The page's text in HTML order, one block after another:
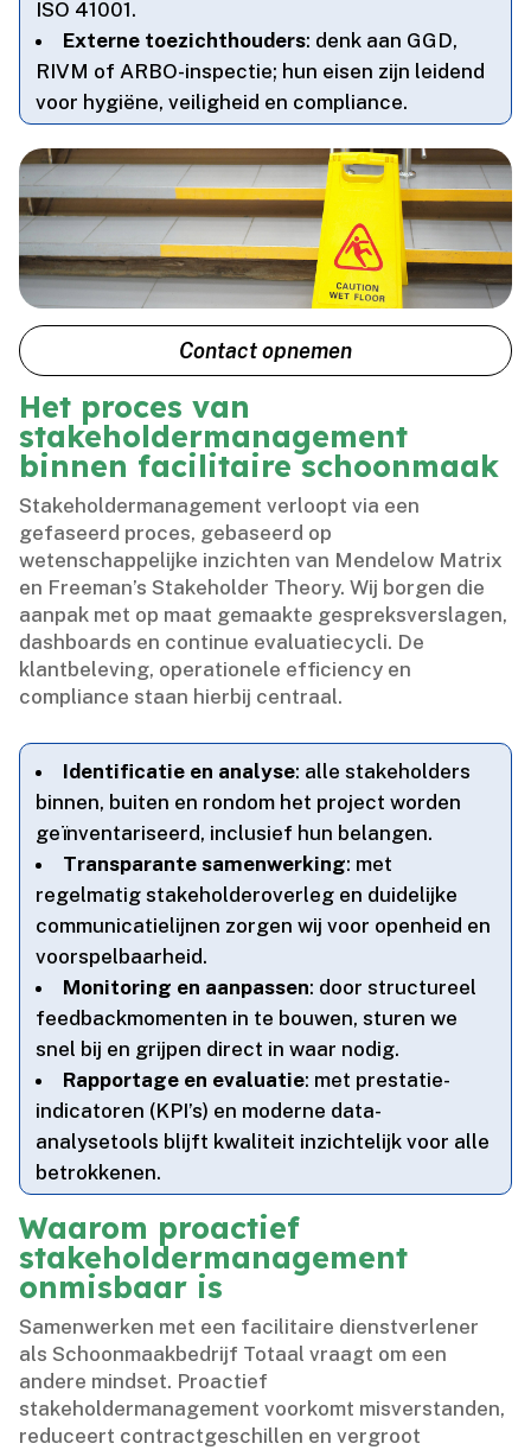
ISO 41001.​
Externe toezichthouders: denk aan GGD,
RIVM of ARBO-inspectie; hun eisen zijn leidend
voor hygiëne, veiligheid en compliance.​
Contact opnemen
Het proces van
stakeholdermanagement
binnen facilitaire schoonmaak
Stakeholdermanagement verloopt via een
gefaseerd proces, gebaseerd op
wetenschappelijke inzichten van Mendelow Matrix
en Freeman’s Stakeholder Theory.​ Wij borgen die
aanpak met op maat gemaakte gespreksverslagen,
dashboards en continue evaluatiecycli.​ De
klantbeleving, operationele efficiency en
compliance staan hierbij centraal.​
Identificatie en analyse: alle stakeholders
binnen, buiten en rondom het project worden
geïnventariseerd, inclusief hun belangen.​
Transparante samenwerking: met
regelmatig stakeholderoverleg en duidelijke
communicatielijnen zorgen wij voor openheid en
voorspelbaarheid.​
Monitoring en aanpassen: door structureel
feedbackmomenten in te bouwen, sturen we
snel bij en grijpen direct in waar nodig.​
Rapportage en evaluatie: met prestatie-
indicatoren (KPI’s) en moderne data-
analysetools blijft kwaliteit inzichtelijk voor alle
betrokkenen.​
Waarom proactief
stakeholdermanagement
onmisbaar is
Samenwerken met een facilitaire dienstverlener
als Schoonmaakbedrijf Totaal vraagt om een
andere mindset.​ Proactief
stakeholdermanagement voorkomt misverstanden,
reduceert contractgeschillen en vergroot